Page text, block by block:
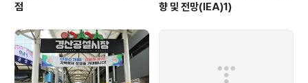
점
향 및 전망(IEA)1)